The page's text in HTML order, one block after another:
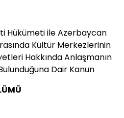
Hükümeti ile Azerbaycan
Kültür Merkezlerinin
Hakkında Anlaşmanın
Dair Kanun